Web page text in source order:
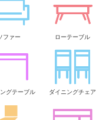
ファー ローテーブル
グテーブル ダイニングチェア